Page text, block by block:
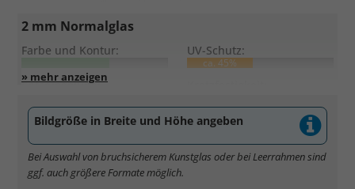
2 mm Normalglas
Farbe und Kontur: UV-Schutz:
ca. 45%
Entspiegelung:
Standardglasin hochwertiger Floatglas-Qualität.
Formstabil, preiswert, witterungs- und hitzebeständig
sowiekratzfest.
Reflektierende Oberfläche, die als störend empfunden
Bildgröße in Breite und Höhe angeben
Bei Auswahl von bruchsicherem Kunstglas oder bei Leerrahmen sind
ggf. auch größere Formate möglich.